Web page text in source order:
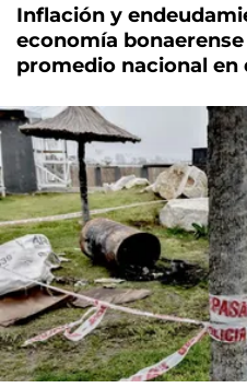
Inflación y
economía
promedio nacional en